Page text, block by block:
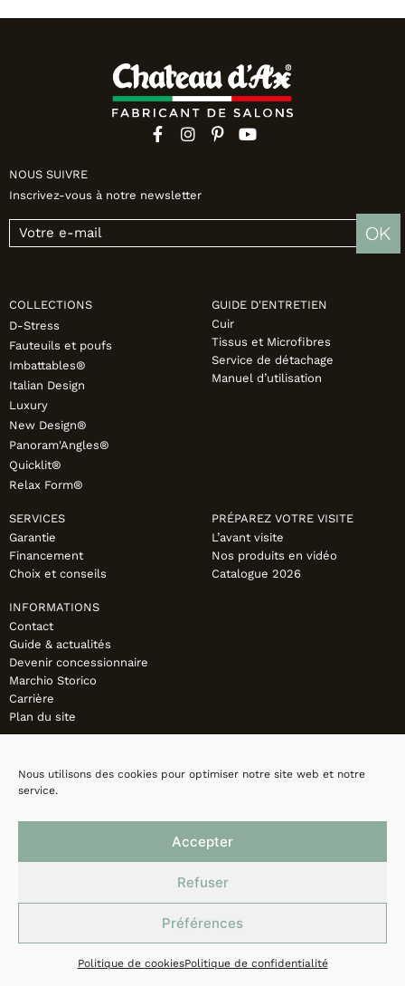
Nous utilisons des cookies pour optimiser notre site web et notre
service.
Accepter
Refuser
Préférences
Politique de cookiesPolitique de confidentialité
NOUS SUIVRE
Inscrivez-vous à notre newsletter
OK
COLLECTIONS
D-Stress
Fauteuils et poufs
Imbattables®
Italian Design
Luxury
New Design®
Panoram'Angles®
Quicklit®
Relax Form®
GUIDE D'ENTRETIEN
Cuir
Tissus et Microfibres
Service de détachage
Manuel d’utilisation
SERVICES
Garantie
Financement
Choix et conseils
PRÉPAREZ VOTRE VISITE
L’avant visite
Nos produits en vidéo
Catalogue 2026
INFORMATIONS
Contact
Guide & actualités
Devenir concessionnaire
Marchio Storico
Carrière
Plan du site